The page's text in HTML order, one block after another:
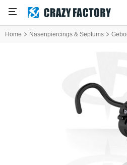
Home Nasenpiercings & Septums